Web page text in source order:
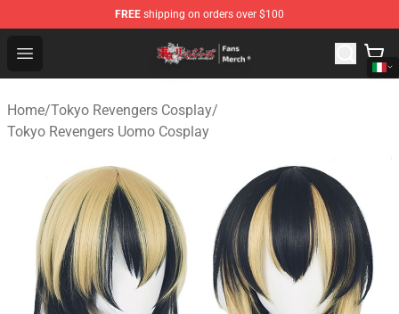
FREE shipping on orders over $100
Open menu
Tokyo Revengers Store - Official Tokyo Revengers
Home/Tokyo Revengers Cosplay/
Tokyo Revengers Uomo Cosplay